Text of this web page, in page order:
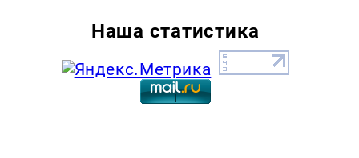
Наша статистика